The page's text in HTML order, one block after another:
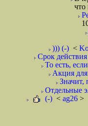
что
))) (-) <
Срок
То есть,
Акция
Значит,
Отдельные
(-) < ag26 >